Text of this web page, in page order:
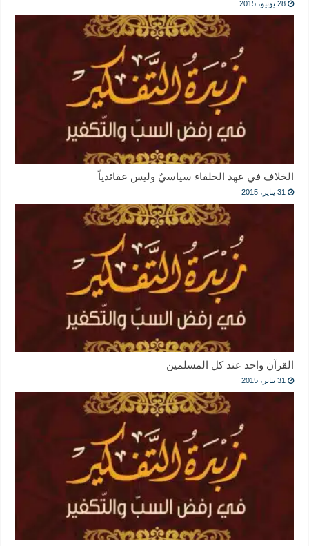
28 يونيو، 2015
الخلاف في عهد الخلفاء سياسيٌ وليس عقائدياً
31 يناير، 2015
القرآن واحد عند كل المسلمين
31 يناير، 2015